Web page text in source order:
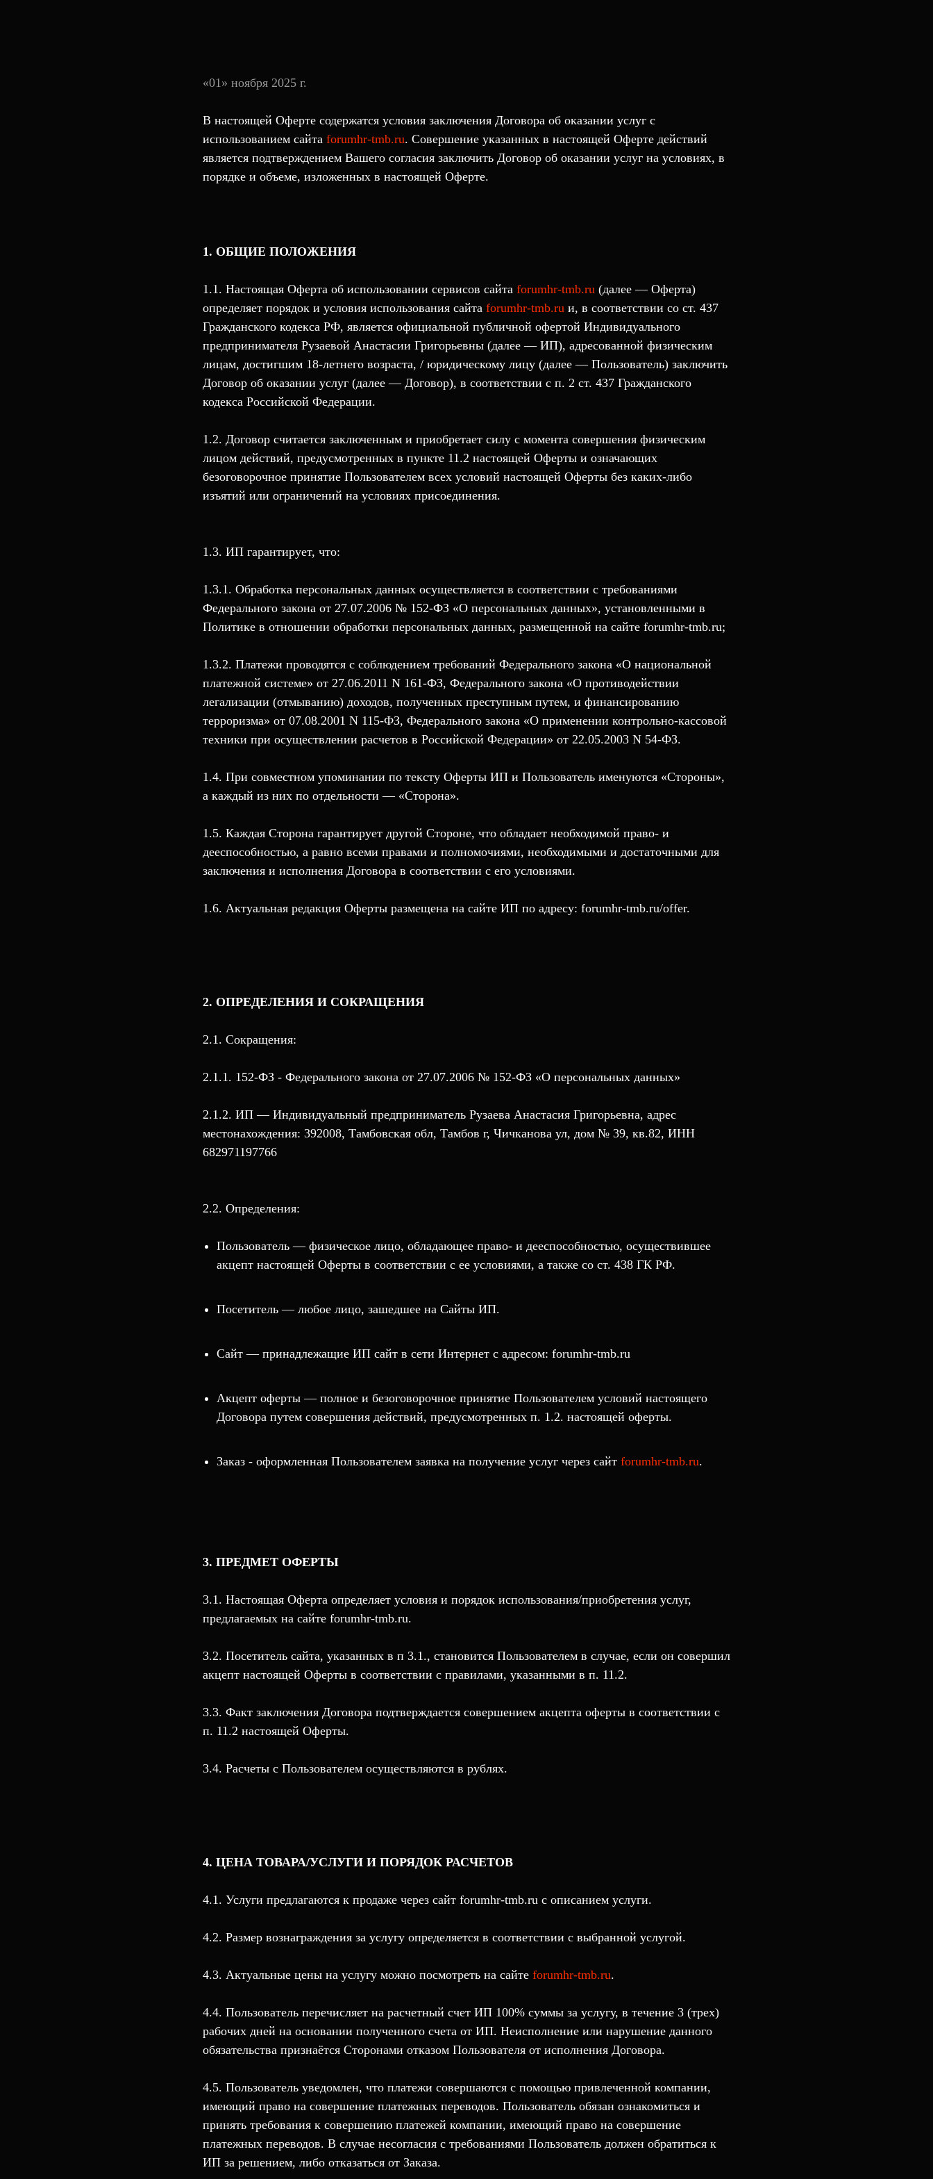
«01» ноября 2025 г.
В настоящей Оферте содержатся условия заключения Договора об оказании услуг с
использованием сайта forumhr-tmb.ru. Совершение указанных в настоящей Оферте действий
является подтверждением Вашего согласия заключить Договор об оказании услуг на условиях, в
порядке и объеме, изложенных в настоящей Оферте.
1. ОБЩИЕ ПОЛОЖЕНИЯ
1.1. Настоящая Оферта об использовании сервисов сайта forumhr-tmb.ru (далее — Оферта)
определяет порядок и условия использования сайта forumhr-tmb.ru и, в соответствии со ст. 437
Гражданского кодекса РФ, является официальной публичной офертой Индивидуального
предпринимателя Рузаевой Анастасии Григорьевны (далее — ИП), адресованной физическим
лицам, достигшим 18-летнего возраста, / юридическому лицу (далее — Пользователь) заключить
Договор об оказании услуг (далее — Договор), в соответствии с п. 2 ст. 437 Гражданского
кодекса Российской Федерации.
1.2. Договор считается заключенным и приобретает силу с момента совершения физическим
лицом действий, предусмотренных в пункте 11.2 настоящей Оферты и означающих
безоговорочное принятие Пользователем всех условий настоящей Оферты без каких-либо
изъятий или ограничений на условиях присоединения.
1.3. ИП гарантирует, что:
1.3.1. Обработка персональных данных осуществляется в соответствии с требованиями
Федерального закона от 27.07.2006 № 152-ФЗ «О персональных данных», установленными в
Политике в отношении обработки персональных данных, размещенной на сайте forumhr-tmb.ru;
1.3.2. Платежи проводятся с соблюдением требований Федерального закона «О национальной
платежной системе» от 27.06.2011 N 161-ФЗ, Федерального закона «О противодействии
легализации (отмыванию) доходов, полученных преступным путем, и финансированию
терроризма» от 07.08.2001 N 115-ФЗ, Федерального закона «О применении контрольно-кассовой
техники при осуществлении расчетов в Российской Федерации» от 22.05.2003 N 54-ФЗ.
1.4. При совместном упоминании по тексту Оферты ИП и Пользователь именуются «Стороны»,
а каждый из них по отдельности — «Сторона».
1.5. Каждая Сторона гарантирует другой Стороне, что обладает необходимой право- и
дееспособностью, а равно всеми правами и полномочиями, необходимыми и достаточными для
заключения и исполнения Договора в соответствии с его условиями.
1.6. Актуальная редакция Оферты размещена на сайте ИП по адресу: forumhr-tmb.ru/offer.
2. ОПРЕДЕЛЕНИЯ И СОКРАЩЕНИЯ
2.1. Сокращения:
2.1.1. 152-ФЗ - Федерального закона от 27.07.2006 № 152-ФЗ «О персональных данных»
2.1.2. ИП — Индивидуальный предприниматель Рузаева Анастасия Григорьевна, адрес
местонахождения: 392008, Тамбовская обл, Тамбов г, Чичканова ул, дом № 39, кв.82, ИНН
682971197766
2.2. Определения:
Пользователь — физическое лицо, обладающее право- и дееспособностью, осуществившее
акцепт настоящей Оферты в соответствии с ее условиями, а также со ст. 438 ГК РФ.
Посетитель — любое лицо, зашедшее на Сайты ИП.
Cайт — принадлежащие ИП сайт в сети Интернет с адресом: forumhr-tmb.ru
Акцепт оферты — полное и безоговорочное принятие Пользователем условий настоящего
Договора путем совершения действий, предусмотренных п. 1.2. настоящей оферты.
Заказ - оформленная Пользователем заявка на получение услуг через сайт forumhr-tmb.ru.
3. ПРЕДМЕТ ОФЕРТЫ
3.1. Настоящая Оферта определяет условия и порядок использования/приобретения услуг,
предлагаемых на сайте forumhr-tmb.ru.
3.2. Посетитель сайта, указанных в п 3.1., становится Пользователем в случае, если он совершил
акцепт настоящей Оферты в соответствии с правилами, указанными в п. 11.2.
3.3. Факт заключения Договора подтверждается совершением акцепта оферты в соответствии с
п. 11.2 настоящей Оферты.
3.4. Расчеты с Пользователем осуществляются в рублях.
4. ЦЕНА ТОВАРА/УСЛУГИ И ПОРЯДОК РАСЧЕТОВ
4.1. Услуги предлагаются к продаже через сайт forumhr-tmb.ru с описанием услуги.
4.2. Размер вознаграждения за услугу определяется в соответствии с выбранной услугой.
4.3. Актуальные цены на услугу можно посмотреть на сайте forumhr-tmb.ru.
4.4. Пользователь перечисляет на расчетный счет ИП 100% суммы за услугу, в течение 3 (трех)
рабочих дней на основании полученного счета от ИП. Неисполнение или нарушение данного
обязательства признаётся Сторонами отказом Пользователя от исполнения Договора.
4.5. Пользователь уведомлен, что платежи совершаются с помощью привлеченной компании,
имеющий право на совершение платежных переводов. Пользователь обязан ознакомиться и
принять требования к совершению платежей компании, имеющий право на совершение
платежных переводов. В случае несогласия с требованиями Пользователь должен обратиться к
ИП за решением, либо отказаться от Заказа.